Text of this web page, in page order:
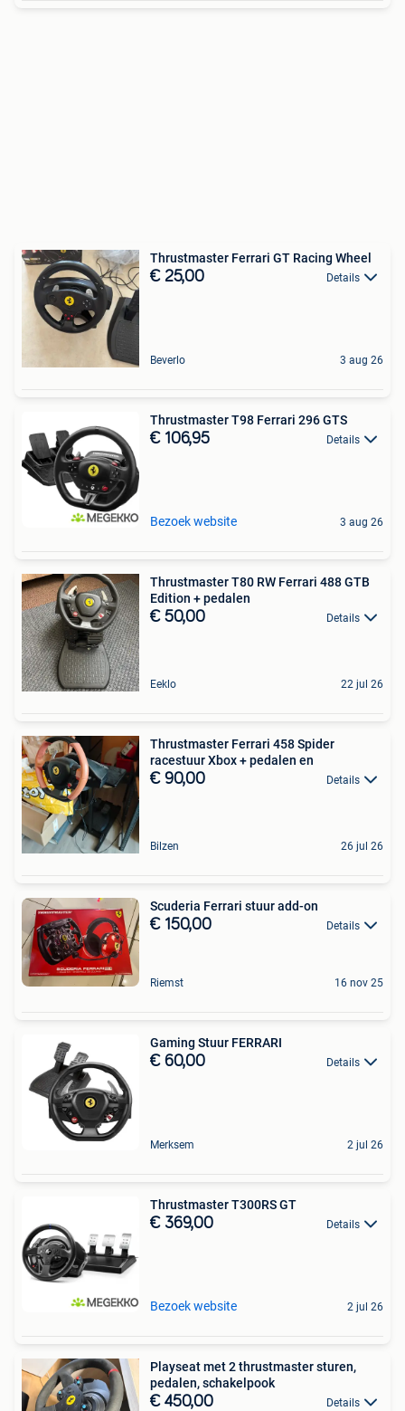
Thrustmaster Ferrari GT Racing Wheel
€ 25,00 Details
Beverlo 3 aug 26
Thrustmaster T98 Ferrari 296 GTS
€ 106,95 Details
Bezoek website 3 aug 26
Thrustmaster T80 RW Ferrari 488 GTB
Edition + pedalen
€ 50,00 Details
Eeklo 22 jul 26
Thrustmaster Ferrari 458 Spider
racestuur Xbox + pedalen en
€ 90,00 Details
Bilzen 26 jul 26
Scuderia Ferrari stuur add-on
€ 150,00 Details
Riemst 16 nov 25
Gaming Stuur FERRARI
€ 60,00 Details
Merksem 2 jul 26
Thrustmaster T300RS GT
€ 369,00 Details
Bezoek website 2 jul 26
Playseat met 2 thrustmaster sturen,
pedalen, schakelpook
€ 450,00 Details